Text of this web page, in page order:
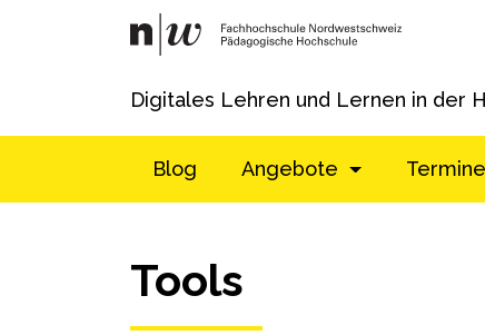
Digitales Lehren und Lernen in der
Blog Angebote
Tools